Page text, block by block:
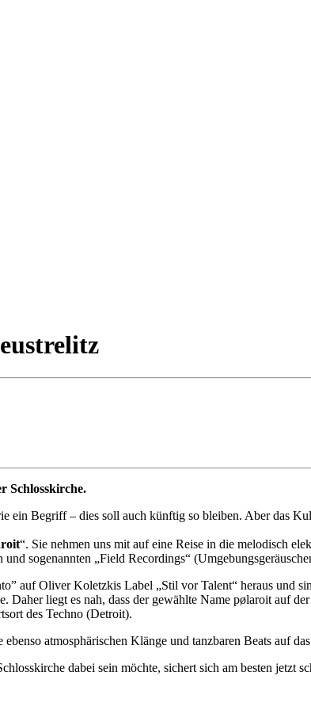
Schlosskirche.
ein Begriff – dies soll auch künftig so bleiben. Aber das
“. Sie nehmen uns mit auf eine Reise in die melodisch
sogenannten „Field Recordings“
auf Oliver Koletzkis Label „Stil vor Talent“ heraus und
liegt es nah, dass der gewählte Name pølaroit auf
des Techno (Detroit).
ebenso atmosphärischen Klänge und tanzbaren Beats auf
dabei sein möchte, sichert sich am besten jetzt